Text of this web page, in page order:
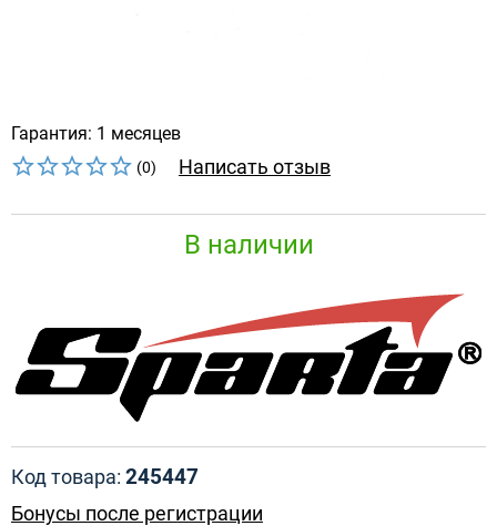
Гарантия: 1 месяцев
(0) Написать отзыв
В наличии
Код товара: 245447
Бонусы после регистрации